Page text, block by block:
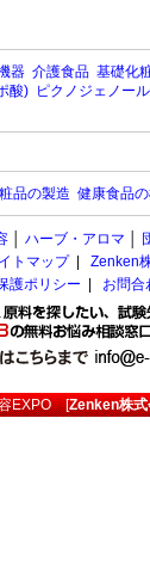
器 介護食品 基礎化
酸) ピクノジェノール
品の製造 健康食品
ハーブ・アロマ
トマップ| Zenken
護ポリシー お問合
EXPO[Zenken株式